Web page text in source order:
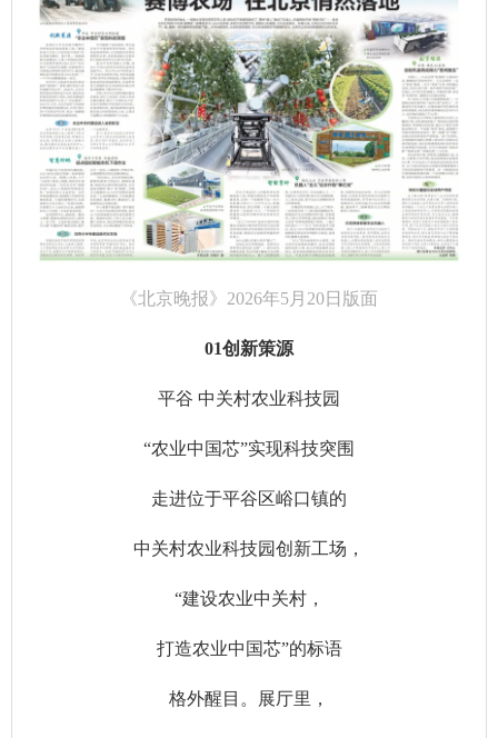
《北京晚报》2026年5月20日版面
01创新策源
平谷 中关村农业科技园
“农业中国芯”实现科技突围
走进位于平谷区峪口镇的
中关村农业科技园创新工场，
“建设农业中关村，
打造农业中国芯”的标语
格外醒目。展厅里，